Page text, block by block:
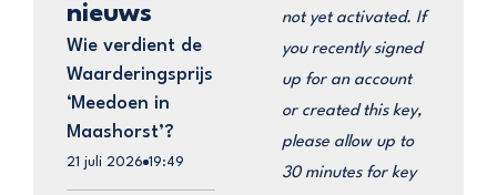
nieuws
Wie verdient de
Waarderingsprijs
‘Meedoen in
Maashorst’?
21 juli 2026 19:49
not yet activated. If
you recently signed
up for an account
or created this key,
please allow up to
30 minutes for key